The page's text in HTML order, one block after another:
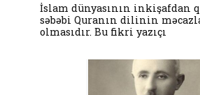
İslam dünyasının inkişafdan
səbəbi Quranın dilinin
olmasıdır. Bu fikri yazıçı